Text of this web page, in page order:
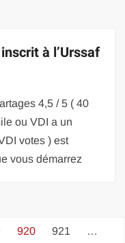
à l’Urssaf
4,5 / 5 ( 40
ou VDI a un
votes ) est
vous démarrez
920 921 …